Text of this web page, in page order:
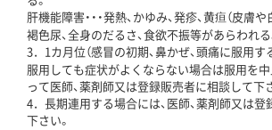
肝機能障害・・・発熱、かゆみ、発疹、黄疸（皮膚
褐色尿、全身のだるさ、食欲不振等があらわれる
3．1カ月位（感冒の初期、鼻かぜ、頭痛に服用す
服用しても症状がよくならない場合は服用を中
って医師、薬剤師又は登録販売者に相談して下
4．長期連用する場合には、医師、薬剤師又は
下さい。